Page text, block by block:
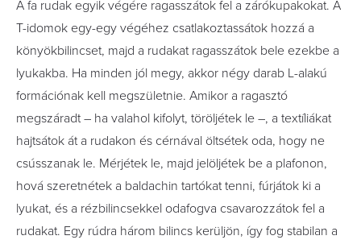
A fa rudak egyik végére ragasszátok fel a zárókupakokat. A
T-idomok egy-egy végéhez csatlakoztassátok hozzá a
könyökbilincset, majd a rudakat ragasszátok bele ezekbe a
lyukakba. Ha minden jól megy, akkor négy darab L-alakú
formációnak kell megszületnie. Amikor a ragasztó
megszáradt – ha valahol kifolyt, töröljétek le –, a textíliákat
hajtsátok át a rudakon és cérnával öltsétek oda, hogy ne
csússzanak le. Mérjétek le, majd jelöljétek be a plafonon,
hová szeretnétek a baldachin tartókat tenni, fúrjátok ki a
lyukat, és a rézbilincsekkel odafogva csavarozzátok fel a
rudakat. Egy rúdra három bilincs kerüljön, így fog stabilan a